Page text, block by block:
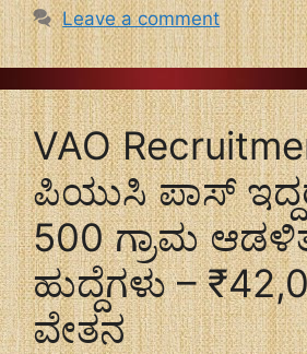
Leave a comment
VAO
ಪಿಯುಸಿ ಪಾಸ್
500 ಗ್ರಾಮ
ಹುದ್ದೆಗಳು –
ವೇತನ